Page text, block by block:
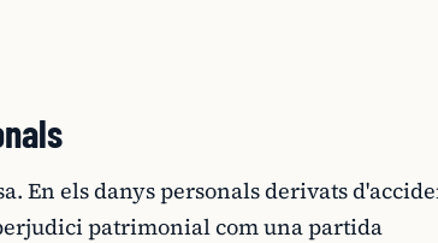
En els danys personals derivats
patrimonial com una partida